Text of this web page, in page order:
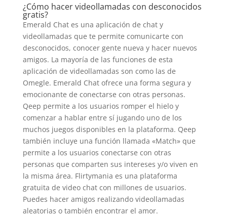
¿Cómo hacer videollamadas con desconocidos
gratis?
Emerald Chat es una aplicación de chat y
videollamadas que te permite comunicarte con
desconocidos, conocer gente nueva y hacer nuevos
amigos. La mayoría de las funciones de esta
aplicación de videollamadas son como las de
Omegle. Emerald Chat ofrece una forma segura y
emocionante de conectarse con otras personas.
Qeep permite a los usuarios romper el hielo y
comenzar a hablar entre sí jugando uno de los
muchos juegos disponibles en la plataforma. Qeep
también incluye una función llamada «Match» que
permite a los usuarios conectarse con otras
personas que comparten sus intereses y/o viven en
la misma área. Flirtymania es una plataforma
gratuita de video chat con millones de usuarios.
Puedes hacer amigos realizando videollamadas
aleatorias o también encontrar el amor.